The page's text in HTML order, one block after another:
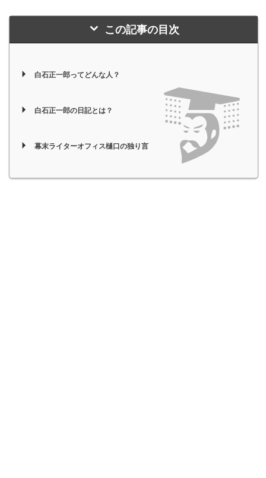
この記事の目次
白石正一郎ってどんな人？
白石正一郎の日記とは？
幕末ライターオフィス樋口の独り言